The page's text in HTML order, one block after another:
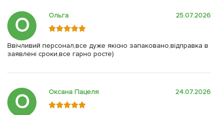
О Ольга 25.07.2026
Ввічливий персонал,все дуже якісно запаковано,відправка в
заявлені сроки,все гарно росте)
О Оксана Пацеля 24.07.2026